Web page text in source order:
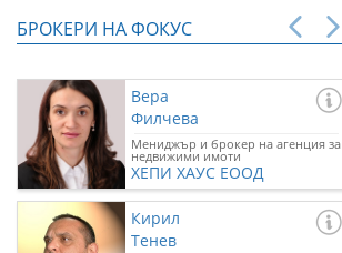
БРОКЕРИ НА ФОКУС
Вера
Филчева
Мениджър и брокер на агенция за
недвижими имоти
ХЕПИ ХАУС ЕООД
Кирил
Тенев